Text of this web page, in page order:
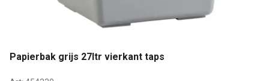
Papierbak grijs 27ltr vierkant taps